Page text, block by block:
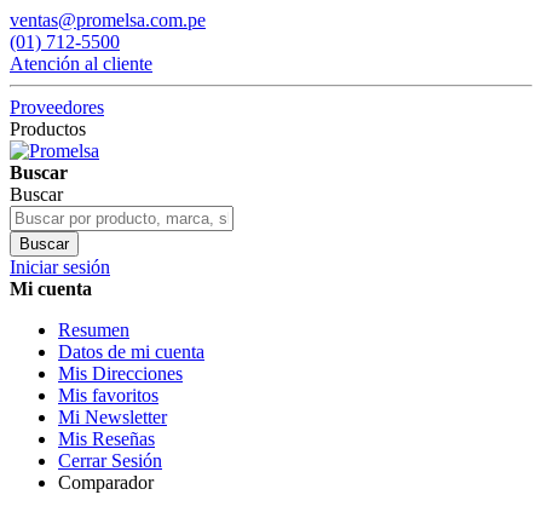
ventas@promelsa.com.pe
(01) 712-5500
Atención al cliente
Proveedores
Productos
Buscar
Buscar
Buscar
Iniciar sesión
Mi cuenta
Resumen
Datos de mi cuenta
Mis Direcciones
Mis favoritos
Mi Newsletter
Mis Reseñas
Cerrar Sesión
Comparador